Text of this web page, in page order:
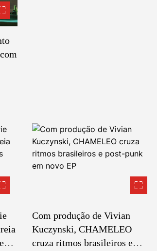
Com produção de Vivian
Kuczynski, CHAMELEO
cruza ritmos brasileiros e